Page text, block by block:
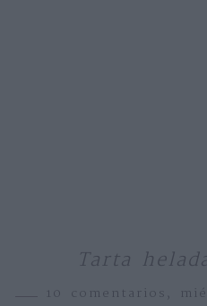
Tarta
10 comentarios,